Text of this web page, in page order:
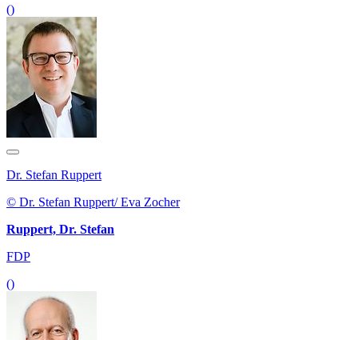
()
Dr. Stefan Ruppert
© Dr. Stefan Ruppert/ Eva Zocher
Ruppert, Dr. Stefan
FDP
()